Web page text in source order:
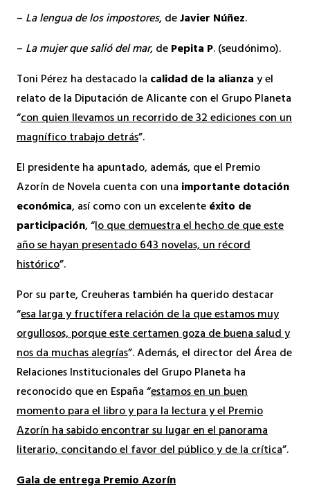
– La lengua de los impostores, deJavier Núñez.
– La mujer que salió del mar, dePepita P. (seudónimo).
Toni Pérez ha destacado la calidad de la alianzay el
relato de la Diputación de Alicante con el Grupo Planeta
“con quien llevamos un recorrido de 32 ediciones con un
magnífico trabajo detrás”.
El presidente ha apuntado, además, que el Premio
Azorín de Novela cuenta con una importante dotación
económica, así como con un excelenteéxito de
participación, “lo que demuestra el hecho de que este
año se hayan presentado 643 novelas, un récord
histórico”.
Por su parte, Creuheras también ha querido destacar
“esa larga y fructífera relación de la que estamos muy
orgullosos, porque este certamen goza de buena salud y
nos da muchas alegrías”. Además, el director del Área de
Relaciones Institucionales del Grupo Planeta ha
reconocido que en España “estamos en un buen
momento para el libro y para la lectura y el Premio
Azorín ha sabido encontrar su lugar en el panorama
literario, concitando el favor del público y de la crítica”.
Gala de entrega Premio Azorín